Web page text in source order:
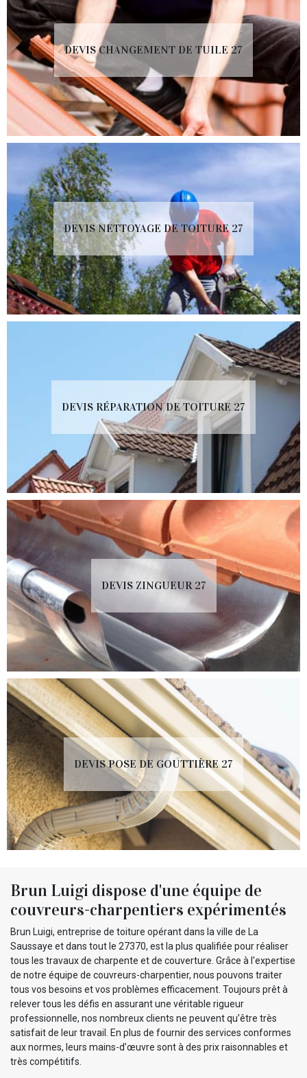
DEVIS CHANGEMENT DE TUILE 27
DEVIS NETTOYAGE DE TOITURE 27
DEVIS RÉPARATION DE TOITURE 27
DEVIS ZINGUEUR 27
DEVIS POSE DE GOUTTIÈRE 27
Brun Luigi dispose d'une équipe de
couvreurs-charpentiers expérimentés
Brun Luigi, entreprise de toiture opérant dans la ville de La
Saussaye et dans tout le 27370, est la plus qualifiée pour réaliser
tous les travaux de charpente et de couverture. Grâce à l'expertise
de notre équipe de couvreurs-charpentier, nous pouvons traiter
tous vos besoins et vos problèmes efficacement. Toujours prêt à
relever tous les défis en assurant une véritable rigueur
professionnelle, nos nombreux clients ne peuvent qu’être très
satisfait de leur travail. En plus de fournir des services conformes
aux normes, leurs mains-d’œuvre sont à des prix raisonnables et
très compétitifs.